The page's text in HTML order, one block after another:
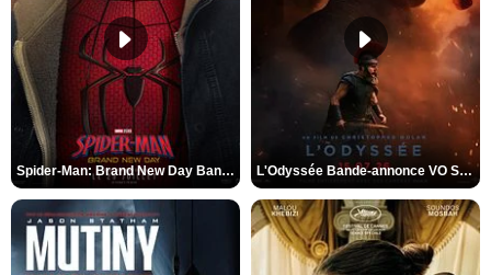
Spider-Man: Brand New Day Bande-annonce VO STFR L'Odyssée Bande-annonce VO STFR